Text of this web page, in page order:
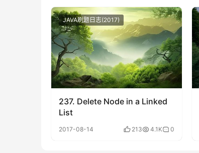
JAVA刷题日志(2017)
237. Delete Node in a Linked
List
2017-08-14 213 4.1K 0